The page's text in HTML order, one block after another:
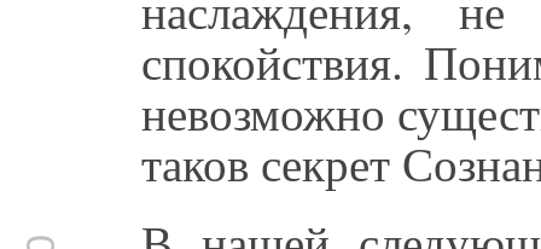
спокойствия.
невозможно
таков секрет